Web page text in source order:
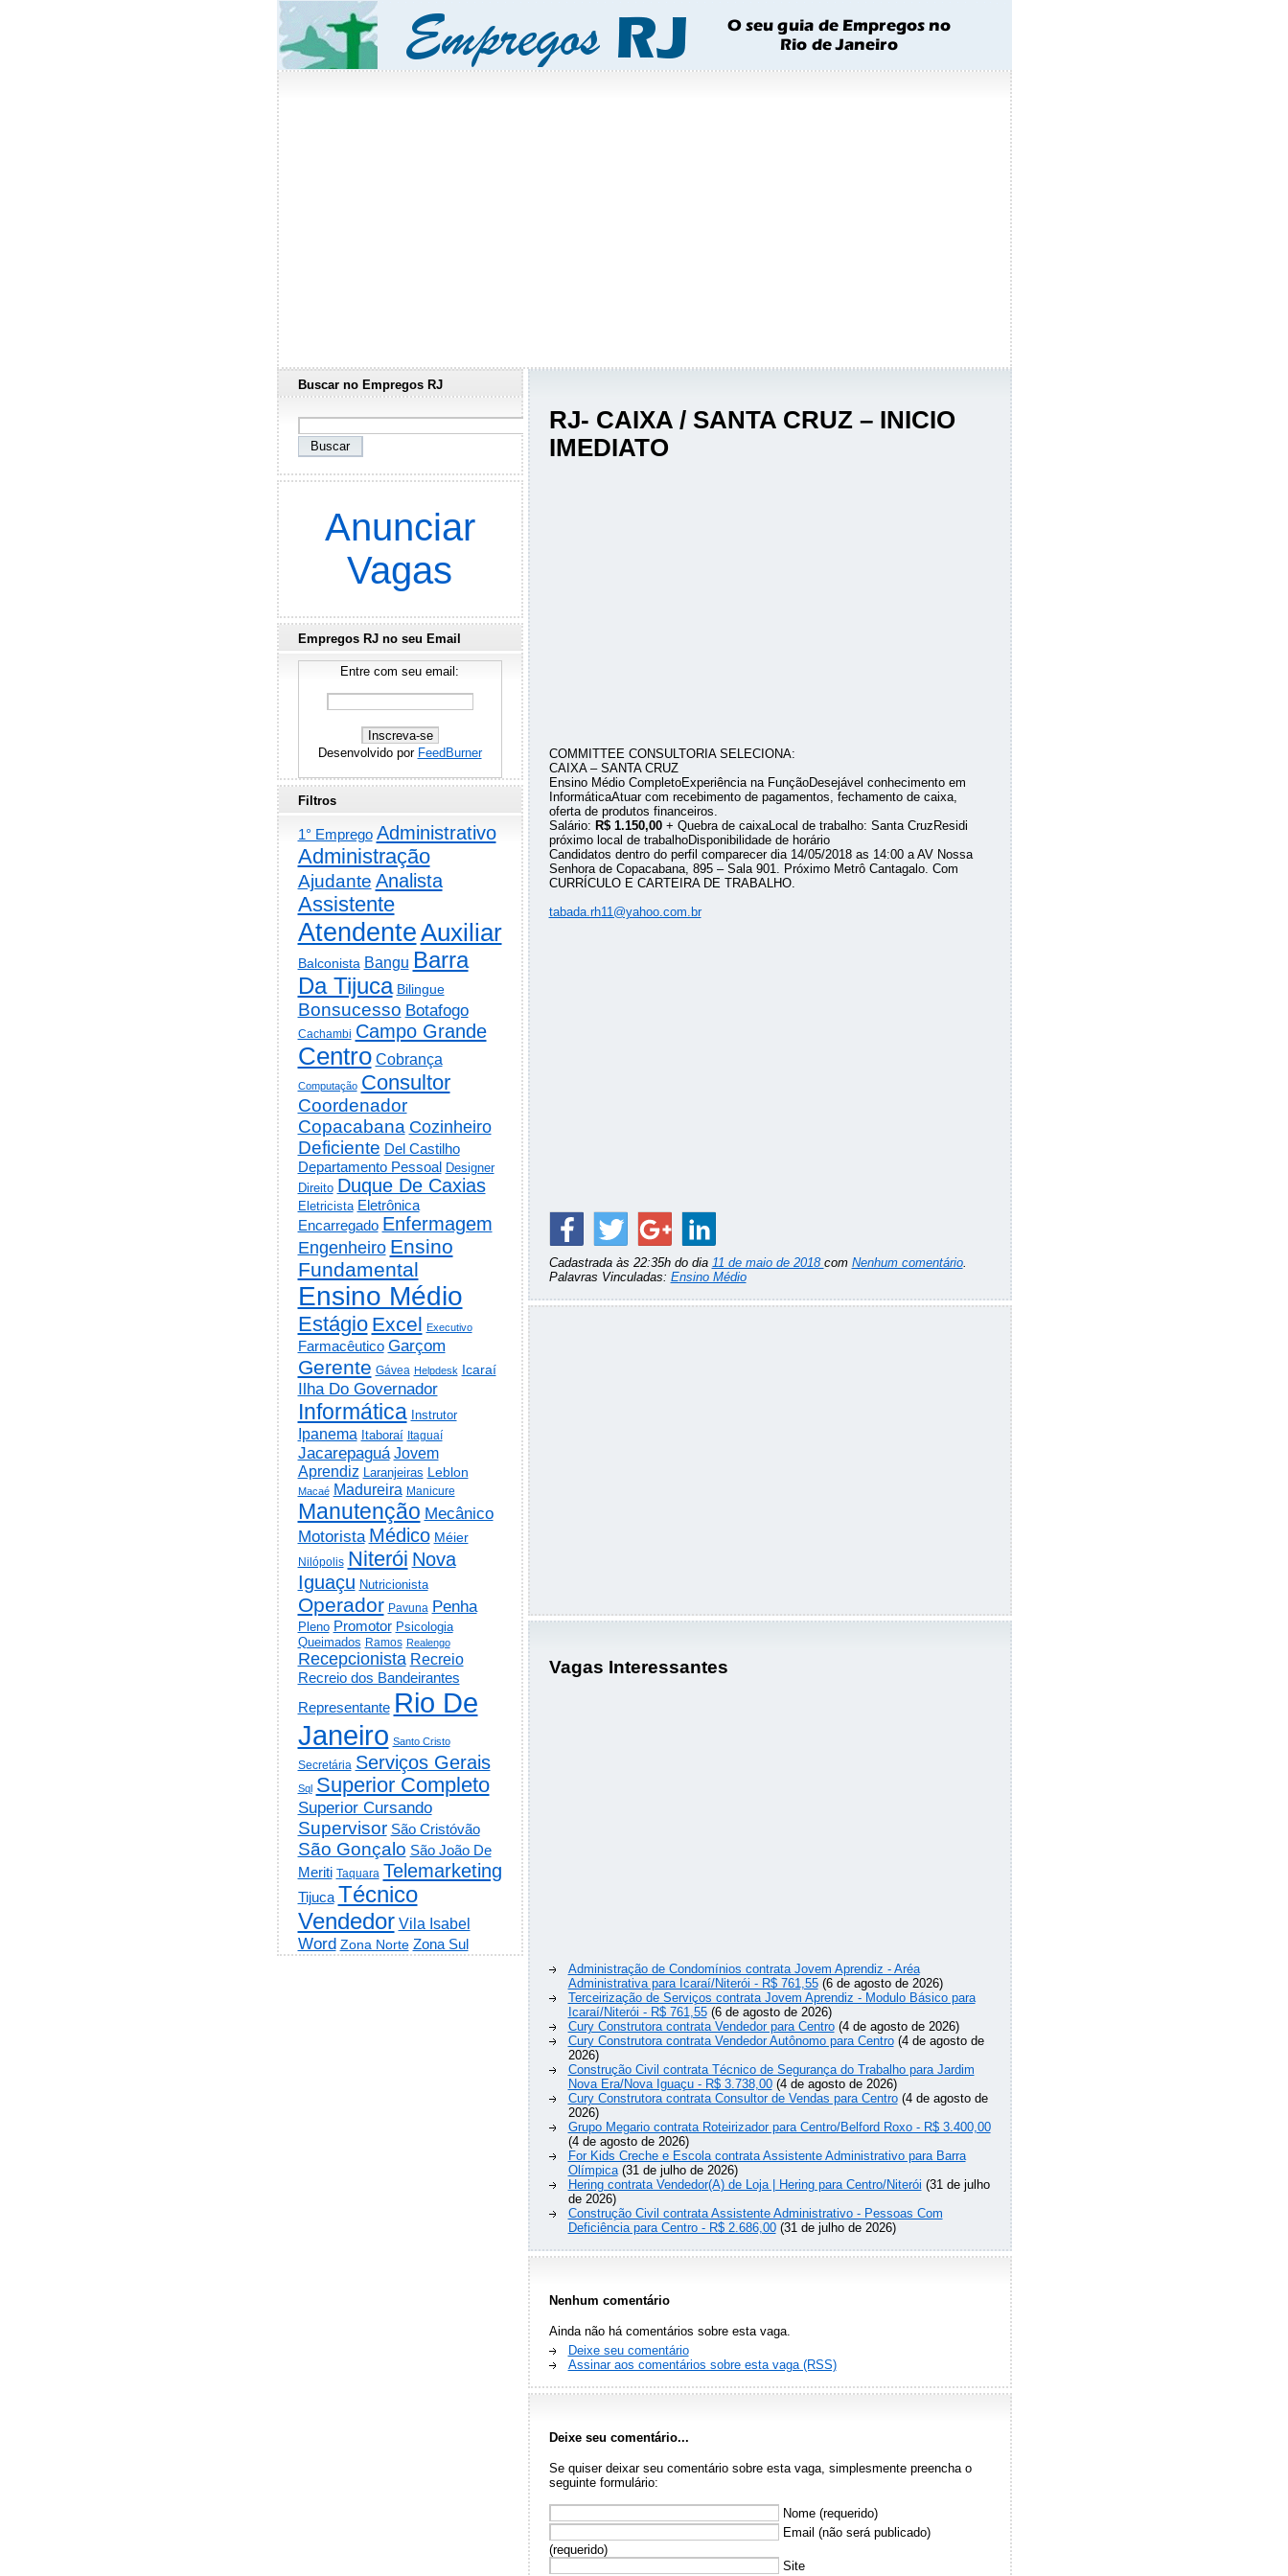
RJ- CAIXA / SANTA CRUZ – INICIO
IMEDIATO
COMMITTEE CONSULTORIA SELECIONA:
CAIXA – SANTA CRUZ
Ensino Médio CompletoExperiência na FunçãoDesejável conhecimento em
InformáticaAtuar com recebimento de pagamentos, fechamento de caixa,
oferta de produtos financeiros.
Salário: R$ 1.150,00+ Quebra de caixaLocal de trabalho: Santa CruzResidi
próximo local de trabalhoDisponibilidade de horário
Candidatos dentro do perfil comparecer dia 14/05/2018 as 14:00 a AV Nossa
Senhora de Copacabana, 895 – Sala 901. Próximo Metrô Cantagalo. Com
CURRÍCULO E CARTEIRA DE TRABALHO.
tabada.rh11@yahoo.com.br
Cadastrada às 22:35h do dia 11 de maio de 2018 com Nenhum comentário.
Palavras Vinculadas: Ensino Médio
Vagas Interessantes
Administração de Condomínios contrata Jovem Aprendiz - Aréa
Administrativa para Icaraí/Niterói - R$ 761,55(6 de agosto de 2026)
Terceirização de Serviços contrata Jovem Aprendiz - Modulo Básico para
Icaraí/Niterói - R$ 761,55(6 de agosto de 2026)
Cury Construtora contrata Vendedor para Centro(4 de agosto de 2026)
Cury Construtora contrata Vendedor Autônomo para Centro(4 de agosto de
2026)
Construção Civil contrata Técnico de Segurança do Trabalho para Jardim
Nova Era/Nova Iguaçu - R$ 3.738,00(4 de agosto de 2026)
Cury Construtora contrata Consultor de Vendas para Centro(4 de agosto de
2026)
Grupo Megario contrata Roteirizador para Centro/Belford Roxo - R$ 3.400,00
(4 de agosto de 2026)
For Kids Creche e Escola contrata Assistente Administrativo para Barra
Olímpica(31 de julho de 2026)
Hering contrata Vendedor(A) de Loja | Hering para Centro/Niterói (31 de julho
de 2026)
Construção Civil contrata Assistente Administrativo - Pessoas Com
Deficiência para Centro - R$ 2.686,00(31 de julho de 2026)
Nenhum comentário
Ainda não há comentários sobre esta vaga.
Deixe seu comentário
Assinar aos comentários sobre esta vaga (RSS)
Deixe seu comentário...
Se quiser deixar seu comentário sobre esta vaga, simplesmente preencha o
seguinte formulário:
Nome (requerido)
Email (não será publicado)
(requerido)
Site
Buscar no Empregos RJ
Anunciar
Vagas
Empregos RJ no seu Email
Entre com seu email:
Desenvolvido por FeedBurner
Filtros
1° Emprego Administrativo
Administração
Ajudante Analista
Assistente
AtendenteAuxiliar
Balconista Bangu Barra
Da Tijuca Bilingue
Bonsucesso Botafogo
Cachambi Campo Grande
Centro Cobrança
Computação Consultor
Coordenador
Copacabana Cozinheiro
Deficiente Del Castilho
Departamento Pessoal Designer
Direito Duque De Caxias
Eletricista Eletrônica
Encarregado Enfermagem
Engenheiro Ensino
Fundamental
Ensino Médio
Estágio Excel Executivo
Farmacêutico Garçom
Gerente Gávea Helpdesk Icaraí
Ilha Do Governador
Informática Instrutor
Ipanema Itaboraí Itaguaí
Jacarepaguá Jovem
Aprendiz
Laranjeiras Leblon
Macaé Madureira Manicure
Manutenção Mecânico
Motorista Médico Méier
Nilópolis Niterói Nova
Iguaçu Nutricionista
Operador Pavuna Penha
Pleno Promotor Psicologia
Queimados Ramos Realengo
Recepcionista Recreio
Recreio dos Bandeirantes
Representante Rio De
Janeiro Santo Cristo
Secretária Serviços Gerais
Sql Superior Completo
Superior Cursando
Supervisor São Cristóvão
São Gonçalo São João De
Meriti Taquara Telemarketing
Tijuca Técnico
Vendedor Vila Isabel
Word Zona Norte Zona Sul